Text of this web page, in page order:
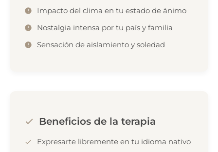
Impacto del clima en tu estado de ánimo
Nostalgia intensa por tu país y familia
Sensación de aislamiento y soledad
Beneficios de la terapia
Expresarte libremente en tu idioma nativo